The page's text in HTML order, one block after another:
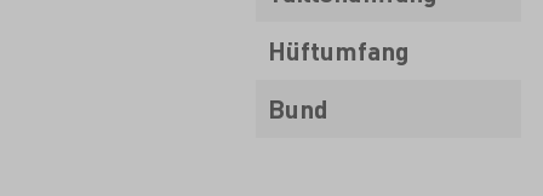
Hüftumfang
Bund